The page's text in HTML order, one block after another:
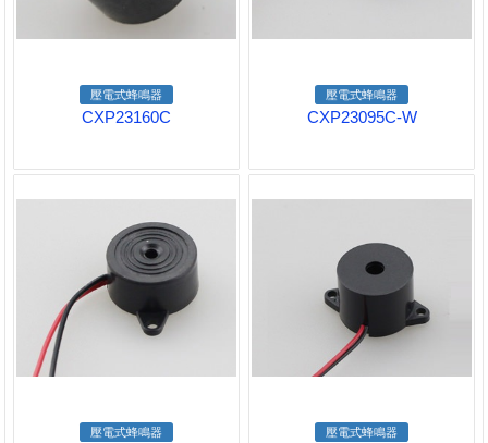
壓電式蜂鳴器
CXP23160C
壓電式蜂鳴器
CXP23095C-W
壓電式蜂鳴器 壓電式蜂鳴器